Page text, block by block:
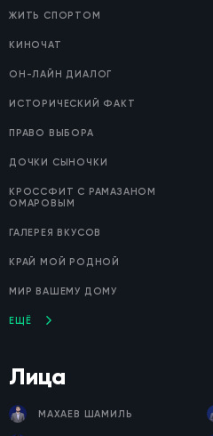
ЖИТЬ СПОРТОМ
КИНОЧАТ
ОН-ЛАЙН ДИАЛОГ
ИСТОРИЧЕСКИЙ ФАКТ
ПРАВО ВЫБОРА
ДОЧКИ СЫНОЧКИ
КРОССФИТ С РАМАЗАНОМ
ОМАРОВЫМ
ГАЛЕРЕЯ ВКУСОВ
КРАЙ МОЙ РОДНОЙ
МИР ВАШЕМУ ДОМУ
ЕЩЁ
Лица
МАХАЕВ ШАМИЛЬ